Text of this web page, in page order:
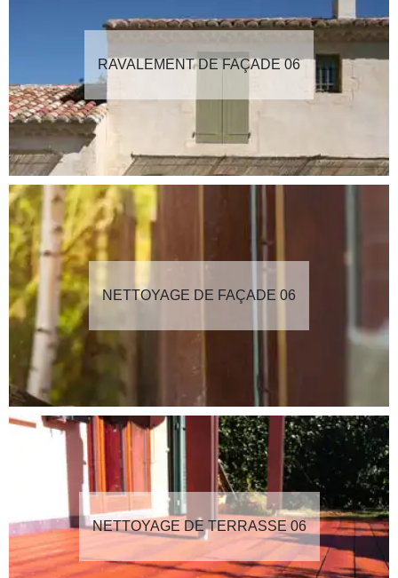
RAVALEMENT DE FAÇADE 06
NETTOYAGE DE FAÇADE 06
NETTOYAGE DE TERRASSE 06